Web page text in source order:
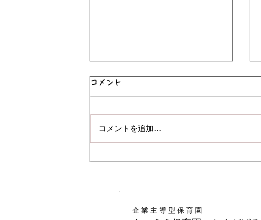
♪音楽あそび😊
コメント
コメントを追加…
企業主導型保育園